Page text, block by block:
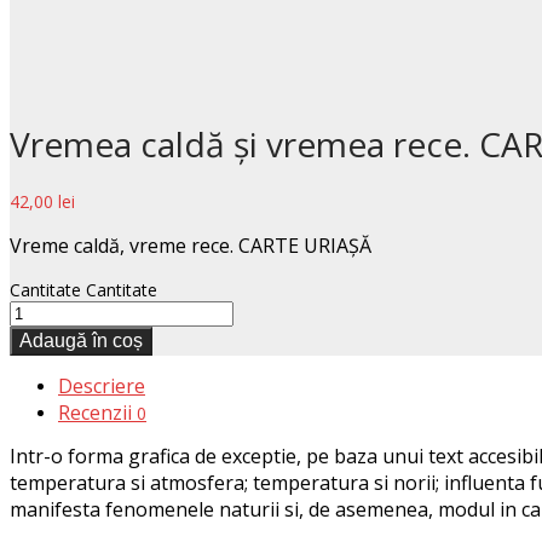
Vremea caldă și vremea rece.
42,00 lei
Vreme caldă, vreme rece. CARTE URIAŞĂ
Cantitate Cantitate
Adaugă în coș
Descriere
Recenzii 0
Intr-o forma grafica de exceptie, pe baza unui text
temperatura si atmosfera; temperatura si norii; influenta
manifesta fenomenele naturii si, de asemenea, modul in